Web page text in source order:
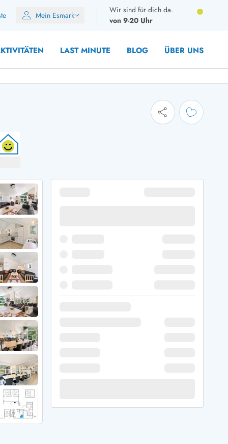
Mein Esmark
Wir sind für dich da.
von 9-20 Uhr
LAST MINUTE BLOG ÜBER UNS
Weihnachten
Fjord
Klit
Strand
Husby